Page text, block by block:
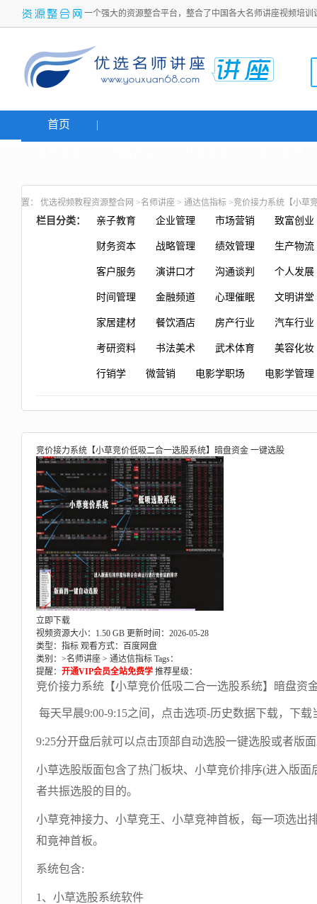
一个强大的资源整合平台，整合了中国各大名师讲座视频培
首页
置： 优选视频教程资源整合网 >名师讲座 > 通达信指标 >竞价接力系统【小草
栏目分类： 亲子教育 企业管理 市场营销 致富创业
财务资本 战略管理 绩效管理 生产物流
客户服务 演讲口才 沟通谈判 个人发展
时间管理 金融频道 心理催眠 文明讲堂
家居建材 餐饮酒店 房产行业 汽车行业
考研资料 书法美术 武术体育 美容化妆
行销学 微营销 电影学职场 电影学管理
竞价接力系统【小草竞价低吸二合一选股系统】暗盘资金 一键选股
立即下载
视频资源大小：1.50 GB 更新时间：2026-05-28
类型：指标 观看方式：百度网盘
类别：>名师讲座 > 通达信指标 Tags：
提醒： 开通VIP会员全站免费学 推荐星级：
竞价接力系统【小草竞价低吸二合一选股系统】暗盘资
每天早晨9:00-9:15之间，点击选项-历史数据下载，下
9:25分开盘后就可以点击顶部自动选股一键选股或者版
小草选股版面包含了热门板块、小草竞价排序(进入版
者共振选股的目的。
小草竞神接力、小草竞王、小草竞神首板，每一项选出
和竟神首板。
系统包含:
1、小草选股系统软件